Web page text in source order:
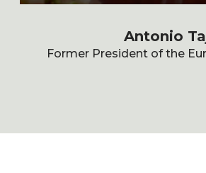
Antonio
Former President of the